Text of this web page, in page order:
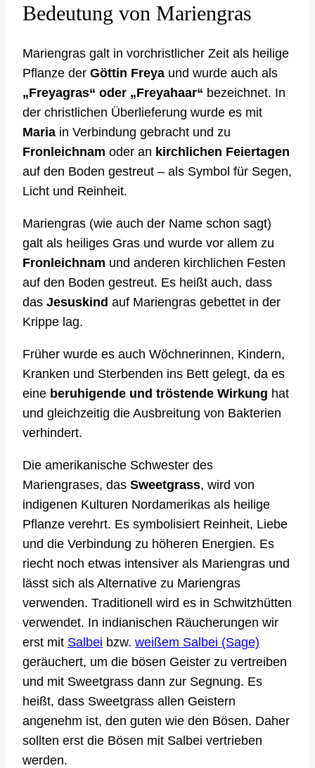
Bedeutung von Mariengras
Mariengras galt in vorchristlicher Zeit als heilige
Pflanze der Göttin Freya und wurde auch als
„Freyagras“ oder „Freyahaar“ bezeichnet. In
der christlichen Überlieferung wurde es mit
Maria in Verbindung gebracht und zu
Fronleichnam oder an kirchlichen Feiertagen
auf den Boden gestreut – als Symbol für Segen,
Licht und Reinheit.
Mariengras (wie auch der Name schon sagt)
galt als heiliges Gras und wurde vor allem zu
Fronleichnam und anderen kirchlichen Festen
auf den Boden gestreut. Es heißt auch, dass
das Jesuskind auf Mariengras gebettet in der
Krippe lag.
Früher wurde es auch Wöchnerinnen, Kindern,
Kranken und Sterbenden ins Bett gelegt, da es
eine beruhigende und tröstende Wirkung hat
und gleichzeitig die Ausbreitung von Bakterien
verhindert.
Die amerikanische Schwester des
Mariengrases, das Sweetgrass, wird von
indigenen Kulturen Nordamerikas als heilige
Pflanze verehrt. Es symbolisiert Reinheit, Liebe
und die Verbindung zu höheren Energien. Es
riecht noch etwas intensiver als Mariengras und
lässt sich als Alternative zu Mariengras
verwenden. Traditionell wird es in Schwitzhütten
verwendet. In indianischen Räucherungen wir
erst mit Salbei bzw. weißem Salbei (Sage)
geräuchert, um die bösen Geister zu vertreiben
und mit Sweetgrass dann zur Segnung. Es
heißt, dass Sweetgrass allen Geistern
angenehm ist, den guten wie den Bösen. Daher
sollten erst die Bösen mit Salbei vertrieben
werden.